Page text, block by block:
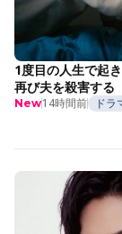
1度目の人生で起
再び夫を殺害する
New14時間前 ドラ